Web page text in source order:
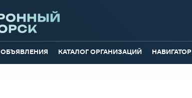
ОБЪЯВЛЕНИЯ КАТАЛОГ ОРГАНИЗАЦИЙ НАВИГАТОР